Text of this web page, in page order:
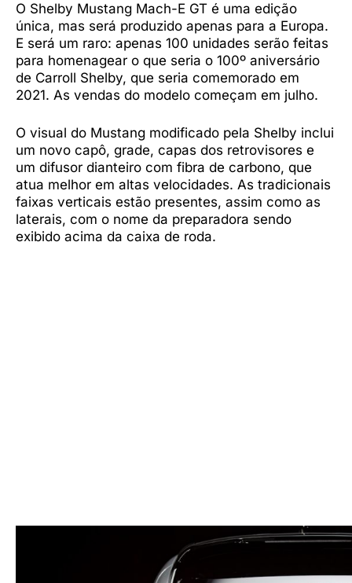
O Shelby Mustang Mach-E GT é uma edição
única, mas será produzido apenas para a Europa.
E será um raro: apenas 100 unidades serão feitas
para homenagear o que seria o 100º aniversário
de Carroll Shelby, que seria comemorado em
2021. As vendas do modelo começam em julho.
O visual do Mustang modificado pela Shelby inclui
um novo capô, grade, capas dos retrovisores e
um difusor dianteiro com fibra de carbono, que
atua melhor em altas velocidades. As tradicionais
faixas verticais estão presentes, assim como as
laterais, com o nome da preparadora sendo
exibido acima da caixa de roda.